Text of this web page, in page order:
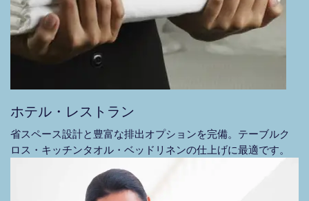
ホテル・レストラン
省スペース設計と豊富な排出オプションを完備。テーブルク
ロス・キッチンタオル・ベッドリネンの仕上げに最適です。